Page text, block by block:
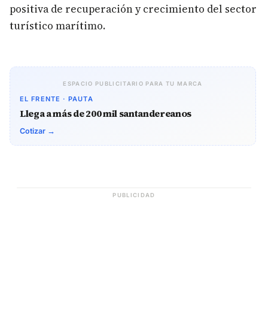
positiva de recuperación y crecimiento del sector
turístico marítimo.
ESPACIO PUBLICITARIO PARA TU MARCA
EL FRENTE · PAUTA
Llega a más de 200 mil santandereanos
Cotizar →
PUBLICIDAD